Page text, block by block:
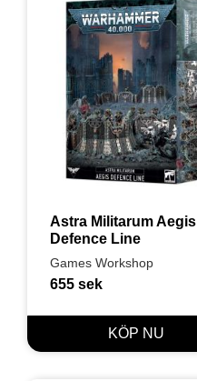
Astra Militarum Aegis
Defence Line
Games Workshop
655 sek